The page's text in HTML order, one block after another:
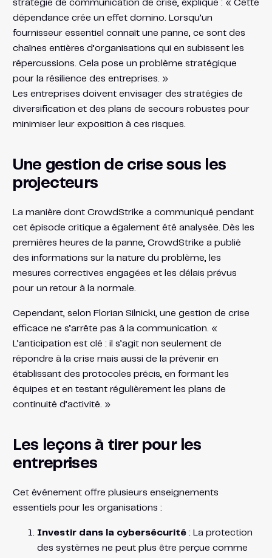
stratégie de communication de crise, explique : « Cette
dépendance crée un effet domino. Lorsqu’un
fournisseur essentiel connaît une panne, ce sont des
chaînes entières d’organisations qui en subissent les
répercussions. Cela pose un problème stratégique
pour la résilience des entreprises. »
Les entreprises doivent envisager des stratégies de
diversification et des plans de secours robustes pour
minimiser leur exposition à ces risques.
Une gestion de crise sous les
projecteurs
La manière dont CrowdStrike a communiqué pendant
cet épisode critique a également été analysée. Dès les
premières heures de la panne, CrowdStrike a publié
des informations sur la nature du problème, les
mesures correctives engagées et les délais prévus
pour un retour à la normale.
Cependant, selon Florian Silnicki, une gestion de crise
efficace ne s’arrête pas à la communication. «
L’anticipation est clé : il s’agit non seulement de
répondre à la crise mais aussi de la prévenir en
établissant des protocoles précis, en formant les
équipes et en testant régulièrement les plans de
continuité d’activité. »
Les leçons à tirer pour les
entreprises
Cet événement offre plusieurs enseignements
essentiels pour les organisations :
Investir dans la cybersécurité: La protection
des systèmes ne peut plus être perçue comme